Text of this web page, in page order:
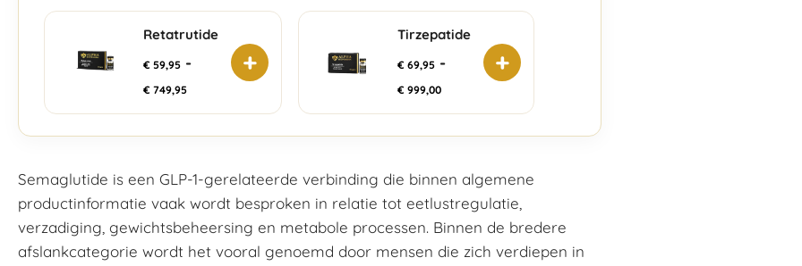
Retatrutide
€ 59,95 -
€ 749,95
+
Tirzepatide
€ 69,95 -
€ 999,00
+
Semaglutide is een GLP-1-gerelateerde verbinding die binnen algemene
productinformatie vaak wordt besproken in relatie tot eetlustregulatie,
verzadiging, gewichtsbeheersing en metabole processen. Binnen de bredere
afslankcategorie wordt het vooral genoemd door mensen die zich verdiepen in